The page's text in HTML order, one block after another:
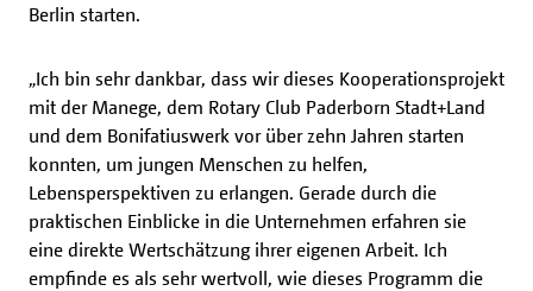
Berlin starten.
„Ich bin sehr dankbar, dass wir dieses Kooperationsprojekt
mit der Manege, dem Rotary Club Paderborn Stadt+Land
und dem Bonifatiuswerk vor über zehn Jahren starten
konnten, um jungen Menschen zu helfen,
Lebensperspektiven zu erlangen. Gerade durch die
praktischen Einblicke in die Unternehmen erfahren sie
eine direkte Wertschätzung ihrer eigenen Arbeit. Ich
empfinde es als sehr wertvoll, wie dieses Programm die